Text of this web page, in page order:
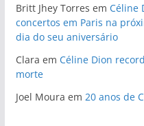
Britt Jhey Torres em Céline
concertos em Paris na
dia do seu aniversário
Clara em Céline Dion
morte
Joel Moura em 20 anos de